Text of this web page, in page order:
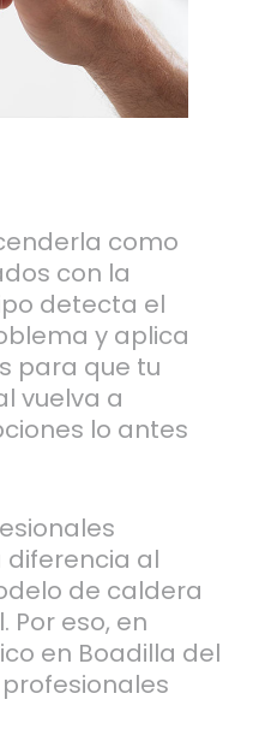
como
con la
detecta el
y aplica
para que tu
vuelva a
lo antes
al
de caldera
Por eso, en
en Boadilla del